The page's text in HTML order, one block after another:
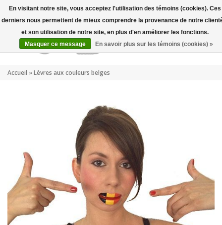
Mon compte FR
Accueil »Lèvres aux couleurs belges
En visitant notre site, vous acceptez l'utilisation des témoins (cookies). Ces
derniers nous permettent de mieux comprendre la provenance de notre
et son utilisation de notre site, en plus d'en améliorer les fonctions.
Masquer ce message
En savoir plus sur les témoins (cookies) »